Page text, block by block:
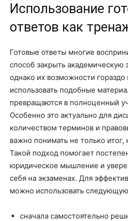
Использование
ответов как
Готовые ответы многие
способ закрыть академическую
однако их возможности
использовать подобные
превращаются в полноценный
Особенно это актуально для
количеством терминов и
важно понимать не только
Такой подход помогает
юридическое мышление и
себя на экзаменах. Для
можно использовать
сначала самостоятельно